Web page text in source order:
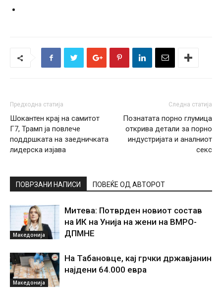
Предходна статија
Шокантен крај на самитот
Г7, Трамп ја повлече
поддршката на заедничката
лидерска изјава
Следна статија
Познатата порно глумица
открива детали за порно
индустријата и аналниот
секс
ПОВРЗАНИ НАПИСИ ПОВЕЌЕ ОД АВТОРОТ
Македонија
Митева: Потврден новиот состав
на ИК на Унија на жени на ВМРО-
ДПМНЕ
Македонија
На Табановце, кај грчки државјанин
најдени 64.000 евра